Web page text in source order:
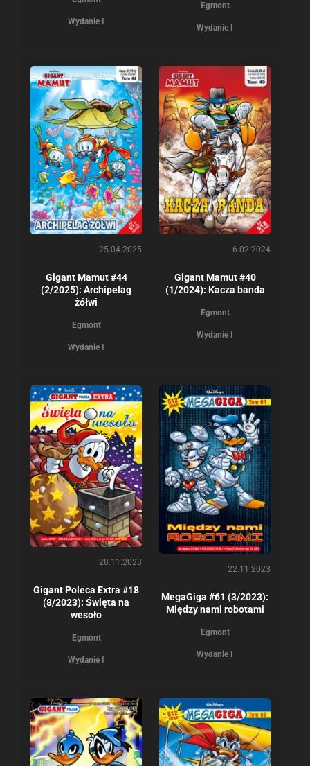
Wydanie I
Egmont
Wydanie I
25.04.2025
Gigant Mamut #44
(2/2025): Archipelag
żółwi
Egmont
Wydanie I
6.02.2024
Gigant Mamut #40
(1/2024): Kacza banda
Egmont
Wydanie I
28.11.2023
Gigant Poleca Extra #18
(8/2023): Święta na
wesoło
Egmont
Wydanie I
22.11.2023
MegaGiga #61 (3/2023):
Między nami robotami
Egmont
Wydanie I